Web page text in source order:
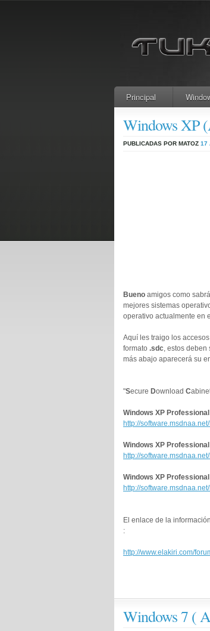
Principal
Windows XP
PUBLICADAS POR MATOZ 17
Bueno amigos como
mejores sistemas
operativo actualmente en
Aquí les traigo los
formato .sdc, estos deben
más abajo aparecerá su
"Secure Download C
Windows XP
http://
Windows XP
http://
Windows XP
http://
El enlace de la
:
http://www.elakiri.com/
Windows 7 (